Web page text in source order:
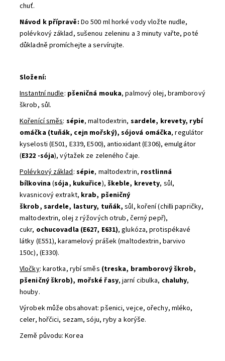
chuť.
Návod k přípravě: Do 500 ml horké vody vložte nudle,
polévkový základ, sušenou zeleninu a 3 minuty vařte, poté
důkladně promíchejte a servírujte.
Složení:
Instantní nudle: pšeničná mouka, palmový olej, bramborový
škrob, sůl.
Kořenící směs: sépie, maltodextrin, sardele, krevety, rybí
omáčka (tuňák, cejn mořský), sójová omáčka, regulátor
kyselosti (E501, E339, E500), antioxidant (E306), emulgátor
(E322 -sója), výtažek ze zeleného čaje.
Polévkový základ: sépie, maltodextrin, rostlinná
bílkovina(sója, kukuřice), škeble, krevety, sůl,
kvasnicový extrakt, krab, pšeničný
škrob, sardele, lastury, tuňák, sůl, koření (chilli papričky,
maltodextrin, olej z rýžových otrub, černý pepř),
cukr, ochucovadla (E627, E631), glukóza, protispékavé
látky (E551), karamelový prášek (maltodextrin, barvivo
150c), (E330).
Vločky: karotka, rybí směs (treska, bramborový škrob,
pšeničný škrob), mořské řasy, jarní cibulka, chaluhy,
houby.
Výrobek může obsahovat: pšenici, vejce, ořechy, mléko,
celer, hořčici, sezam, sóju, ryby a korýše.
Země původu: Korea